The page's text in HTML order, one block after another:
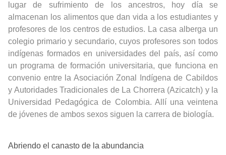
lugar de sufrimiento de los ancestros, hoy día se
almacenan los alimentos que dan vida a los estudiantes y
profesores de los centros de estudios. La casa alberga un
colegio primario y secundario, cuyos profesores son todos
indígenas formados en universidades del país, así como
un programa de formación universitaria, que funciona en
convenio entre la Asociación Zonal Indígena de Cabildos
y Autoridades Tradicionales de La Chorrera (Azicatch) y la
Universidad Pedagógica de Colombia. Allí una veintena
de jóvenes de ambos sexos siguen la carrera de biología.
Abriendo el canasto de la abundancia